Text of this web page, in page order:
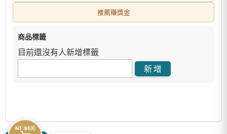
推薦賺獎金
商品標籤
目前還沒有人新增標籤
NT:95元